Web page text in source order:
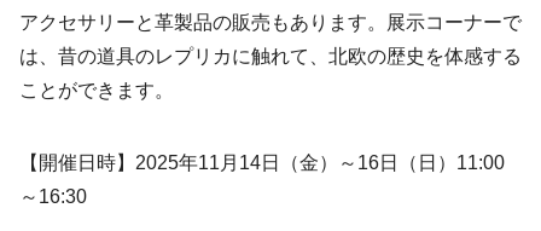
アクセサリーと革製品の販売もあります。展示コーナーで
は、昔の道具のレプリカに触れて、北欧の歴史を体感する
ことができます。
【開催日時】2025年11月14日（金）～16日（日）11:00
～16:30